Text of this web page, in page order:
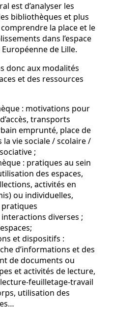
est d’analyser les
bibliothèques et plus
la place et le
dans l’espace
de Lille.
donc aux modalités
et des ressources
: motivations pour
transports
emprunté, place de
vie sociale / scolaire /
;
: pratiques au sein
des espaces,
activités en
ou individuelles,
diverses ;
et dispositifs :
d’informations et des
de documents ou
et activités de lecture,
feuilletage-travail
utilisation des